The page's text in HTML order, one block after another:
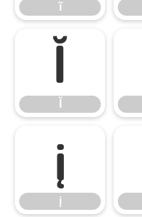
ĩ
Ĭ
į
į